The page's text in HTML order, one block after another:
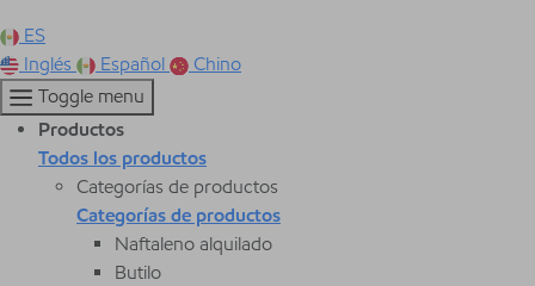
ES
Inglés
Español
Chino
Toggle menu
Productos
Todos los productos
Categorías de productos
Categorías de productos
Naftaleno alquilado
Butilo